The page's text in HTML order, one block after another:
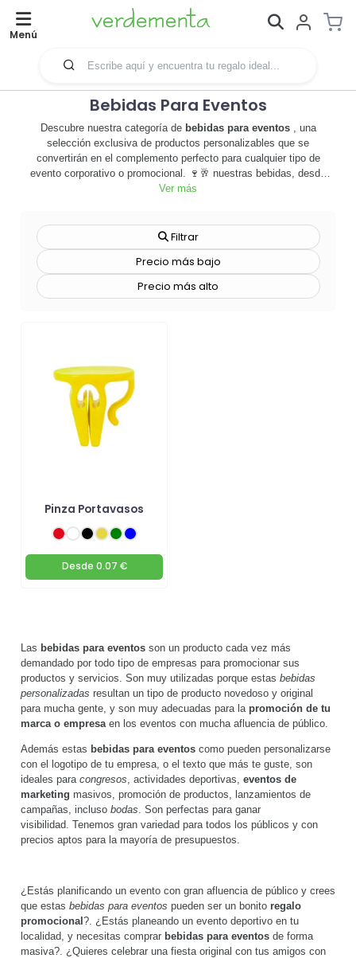
Menú
Bebidas Para Eventos
Descubre nuestra categoría de bebidas para eventos, una
selección exclusiva de productos personalizables que se
convertirán en el complemento perfecto para cualquier tipo de
evento corporativo o promocional. 🍷🥂 nuestras bebidas, desde
vinos selectos hasta refrescos personalizados, son ideales para
categoría ofrece la posibilidad de personalización, permitiéndote
añadir el logo de tu empresa o cualquier diseño que desees,
convirtiendo cada botella en una potente herramienta de
merchandising. 🎁 además, nuestras bebidas para eventos no solo
destacan por su calidad y sabor, sino también por su presentación,
Ver más
Filtrar
Precio más bajo
Precio más alto
Pinza Portavasos
Desde 0.07 €
Las bebidas para eventos son un producto cada vez más
demandado por todo tipo de empresas para promocionar sus
productos y servicios. Son muy utilizadas porque estas bebidas
personalizadas resultan un tipo de producto novedoso y original
para mucha gente, y son muy adecuadas para la promoción de tu
marca o empresa en los eventos con mucha afluencia de público.
Además estas bebidas para eventos como pueden personalizarse
con el logotipo de tu empresa, o el texto que más te guste, son
ideales para congresos , actividades deportivas, eventos de
marketing masivos, promoción de productos, lanzamientos de
campañas, incluso bodas . Son perfectas para ganar
visibilidad. Tenemos gran variedad para todos los públicos y con
precios aptos para la mayoría de presupuestos.
¿Estás planificando un evento con gran afluencia de público y crees
que estas bebidas para eventos pueden ser un bonito regalo
promocional ?. ¿Estás planeando un evento deportivo en tu
localidad, y necesitas comprar bebidas para eventos de forma
masiva?. ¿Quieres celebrar una fiesta original con tus amigos con